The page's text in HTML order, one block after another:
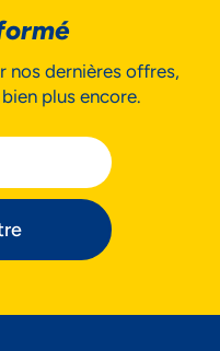
nos dernières offres,
plus encore.